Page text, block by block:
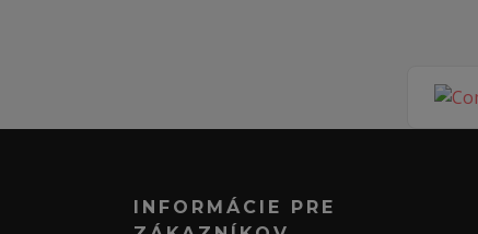
INFORMÁCIE PRE